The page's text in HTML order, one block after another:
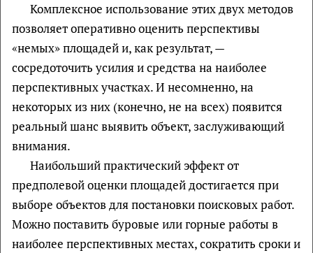
Комплексное использование этих двух методов
позволяет оперативно оценить перспективы
«немых» площадей и, как результат, —
сосредоточить усилия и средства на наиболее
перспективных участках. И несомненно, на
некоторых из них (конечно, не на всех) появится
реальный шанс выявить объект, заслуживающий
внимания.
Наибольший практический эффект от
предполевой оценки площадей достигается при
выборе объектов для постановки поисковых работ.
Можно поставить буровые или горные работы в
наиболее перспективных местах, сократить сроки и